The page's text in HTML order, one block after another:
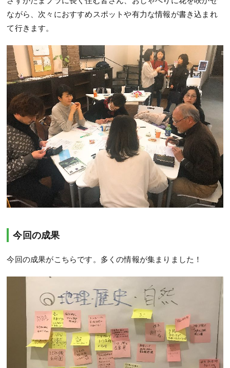
ながら、次々におすすめスポットや有力な情報が書き込まれ
て行きます。
今回の成果
今回の成果がこちらです。多くの情報が集まりました！